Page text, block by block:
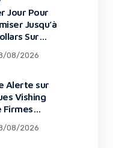
Jour Pour
Jusqu’à
Sur
08/2026
Alerte sur
Vishing
Firmes
08/2026